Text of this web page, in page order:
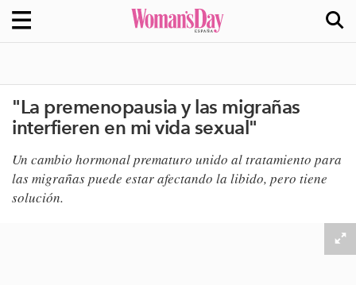
"La premenopausia y las migrañas
interfieren en mi vida sexual"
​Un cambio hormonal prematuro unido al tratamiento para
las migrañas puede estar afectando la libido, pero tiene
solución.